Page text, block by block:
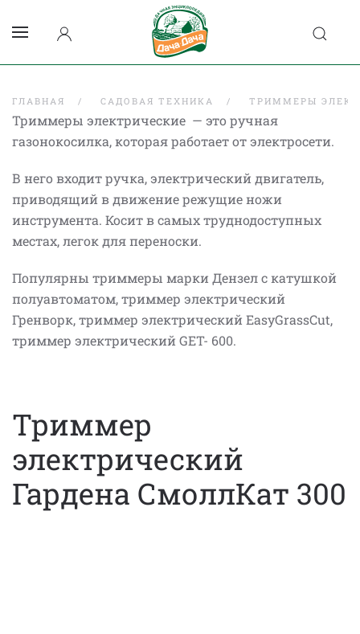
ГЛАВНАЯ САДОВАЯ ТЕХНИКА ТРИММЕРЫ
Триммеры электрические — это ручная
газонокосилка, которая работает от электросети.
В него входит ручка, электрический двигатель,
приводящий в движение режущие ножи
инструмента. Косит в самых труднодоступных
местах, легок для переноски.
Популярны триммеры марки Дензел с катушкой
полуавтоматом, триммер электрический
Гренворк, триммер электрический EasyGrassCut,
триммер электрический GET- 600.
Триммер
электрический
Гардена СмоллКат 300